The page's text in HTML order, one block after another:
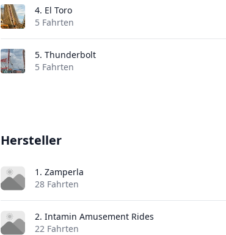
4. El Toro
5 Fahrten
5. Thunderbolt
5 Fahrten
Hersteller
1. Zamperla
28 Fahrten
2. Intamin Amusement Rides
22 Fahrten